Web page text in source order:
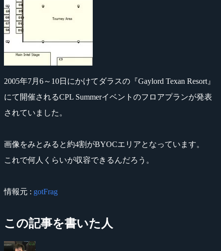
2005年7月6～10日にかけてダラスの『Gaylord Texan Resort』
にて開催されるCPL Summerイベントのフロアプランが発表
されていました。
画像をみとみると約4割がBYOCエリアとなっています。
これで何人くらいが収容できるんだろう。
情報元 : gotFrag
この記事を書いた人